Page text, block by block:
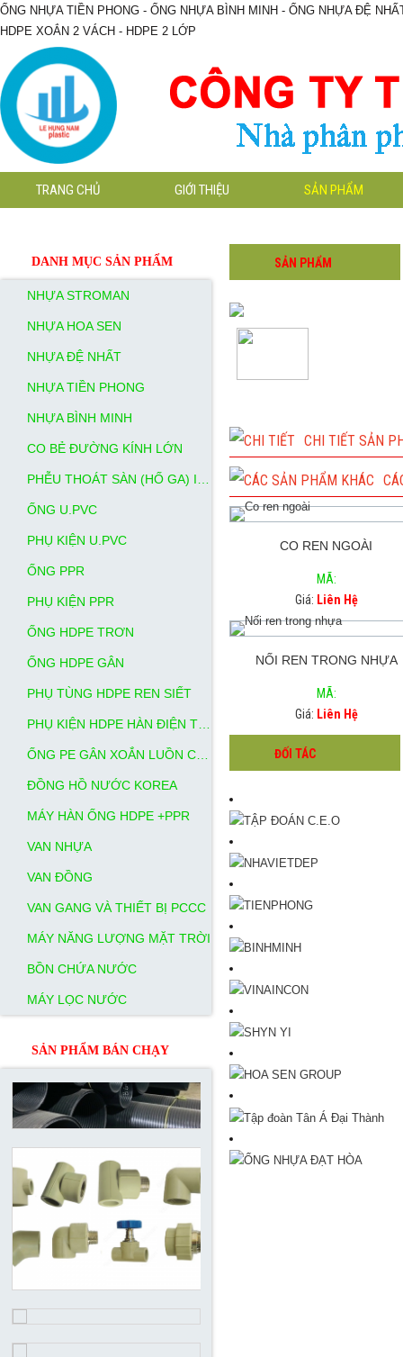
ỐNG NHỰA TIỀN PHONG - ỐNG NHỰA BÌNH MINH - ỐNG NHỰA ĐỆ
HDPE XOẮN 2 VÁCH - HDPE 2 LỚP
TRANG CHỦ GIỚI THIỆU SẢN PHẨM
DANH MỤC SẢN PHẨM
NHỰA STROMAN
NHỰA HOA SEN
NHỰA ĐỆ NHẤT
NHỰA TIỀN PHONG
NHỰA BÌNH MINH
CO BẺ ĐƯỜNG KÍNH LỚN
ỐNG U.PVC
PHỤ KIỆN U.PVC
ỐNG PPR
PHỤ KIỆN PPR
ỐNG HDPE TRƠN
ỐNG HDPE GÂN
PHỤ TÙNG HDPE REN SIẾT
ĐỒNG HỒ NƯỚC KOREA
MÁY HÀN ỐNG HDPE +PPR
VAN NHỰA
VAN ĐỒNG
VAN GANG VÀ THIẾT BỊ PCCC
MÁY NĂNG LƯỢNG MẶT TRỜI
BỒN CHỨA NƯỚC
MÁY LỌC NƯỚC
SẢN PHẨM BÁN CHẠY
chạc
ren
ngoài
thau
ngoài
thau
ngoài
thau
ngoài
thau
ngoài
thau
ngoài
thau
SẢN PHẨM
CHI TIẾT SẢN
CO REN NGOÀI
MÃ:
Giá: Liên Hệ
NỐI REN TRONG NHỰA
MÃ:
Giá: Liên Hệ
ĐỐI TÁC